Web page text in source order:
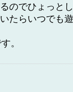
のでひょっと
たらいつでも
。